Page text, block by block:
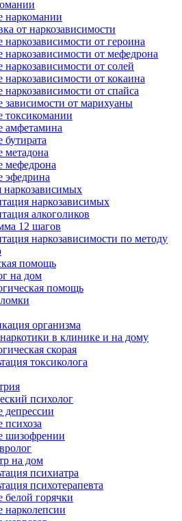
наркомании
от наркозависимости
наркозависимости от героина
наркозависимости от мефедрона
наркозависимости от солей
наркозависимости от кокаина
наркозависимости от спайса
зависимости от марихуаны
токсикомании
амфетамина
бутирата
метадона
мефедрона
эфедрина
наркозависимых
наркозависимых
алкоголиков
12 шагов
наркозависимости по методу
помощь
на дом
помощь
организма
в клинике и на дому
скорая
токсиколога
психолог
депрессии
психоза
шизофрении
на дом
психиатра
психотерапевта
белой горячки
нарколепсии